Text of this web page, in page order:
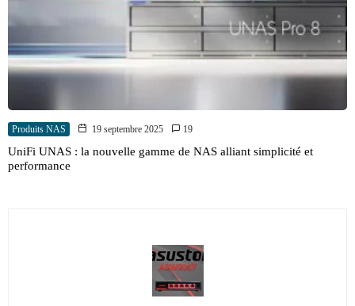
Produits NAS 19 septembre 2025 19
UniFi UNAS : la nouvelle gamme de NAS alliant simplicité et
performance